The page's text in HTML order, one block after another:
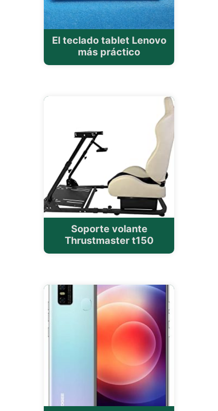
El teclado tablet Lenovo
más práctico
Soporte volante
Thrustmaster t150